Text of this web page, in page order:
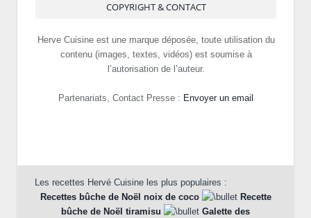
COPYRIGHT & CONTACT
Herve Cuisine est une marque déposée, toute utilisation du
contenu (images, textes, vidéos) est soumise à
l’autorisation de l’auteur.
Partenariats, Contact Presse : Envoyer un email
Les recettes Hervé Cuisine les plus populaires :
Recettes bûche de Noël noix de coco
Recette
bûche de Noël tiramisu
Galette des